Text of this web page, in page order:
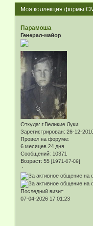
Моя коллекция формы
Парамоша
Генерал-майор
Откуда: г.Великие Луки.
Зарегистрирован: 26-12-
Провел на форуме:
6 месяцев 24 дня
Сообщений: 10371
Возраст: 55 [1971-07-09]
.:
Последний визит:
07-04-2026 17:01:23